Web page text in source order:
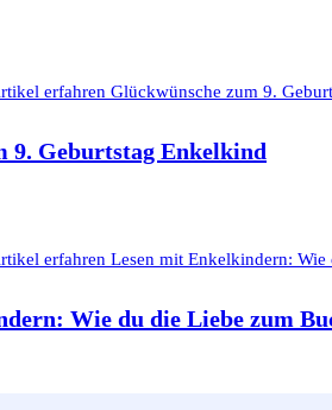
9. Geburtstag Enkelkind
Wie du die Liebe zum